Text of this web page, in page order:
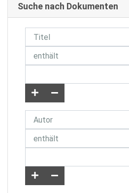
Suche nach Dokumenten